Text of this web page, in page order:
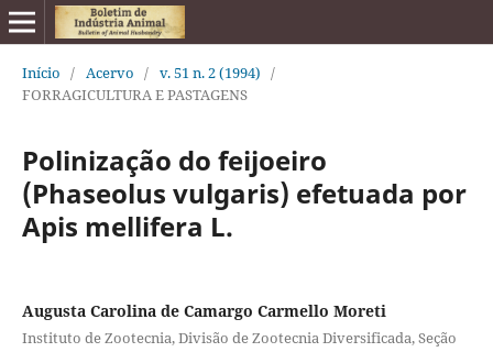
Início / Acervo / v. 51 n. 2 (1994) /
FORRAGICULTURA E PASTAGENS
Polinização do feijoeiro
(Phaseolus vulgaris) efetuada por
Apis mellifera L.
Augusta Carolina de Camargo Carmello Moreti
Instituto de Zootecnia, Divisão de Zootecnia Diversificada, Seção